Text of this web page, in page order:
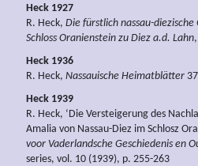
Heck 1927
R. Heck, Die fürstlich nassau-
Schloss Oranienstein zu Diez a.d. Lahn
Heck 1936
R. Heck, Nassauische Heimatblätter
Heck 1939
R. Heck, ‘Die Versteigerung des
Amalia von Nassau-Diez im Schlosz
voor Vaderlandsche Geschiedenis en
series, vol. 10 (1939), p. 255-263